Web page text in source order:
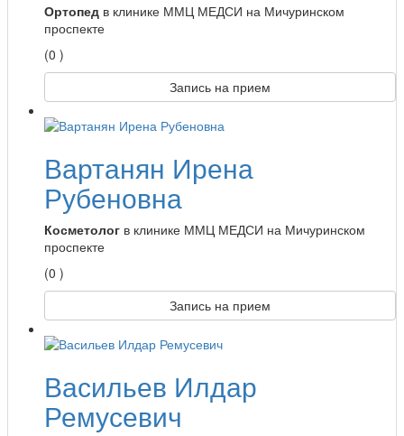
Ортопед в клинике ММЦ МЕДСИ на Мичуринском
проспекте
(0 )
Запись на прием
Вартанян Ирена
Рубеновна
Косметолог в клинике ММЦ МЕДСИ на Мичуринском
проспекте
(0 )
Запись на прием
Васильев Илдар
Ремусевич